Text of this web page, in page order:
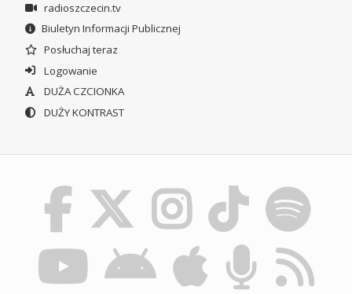
radioszczecin.tv
Biuletyn Informacji Publicznej
Posłuchaj teraz
Logowanie
DUŻA CZCIONKA
DUŻY KONTRAST